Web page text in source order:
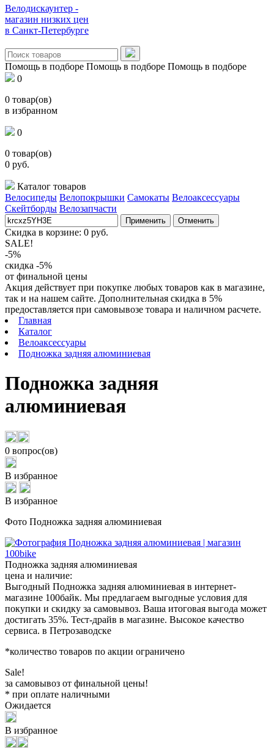
Велодискаунтер -
магазин низких цен
в Санкт-Петербурге
Помощь в подборе Помощь в подборе Помощь в подборе
0
0 товар(ов)
в избранном
0
0 товар(ов)
0 руб.
Каталог товаров
Велосипеды Велопокрышки Самокаты Велоаксессуары
Скейтборды Велозапчасти
Применить Отменить
Скидка в корзине: 0 руб.
SALE!
-5%
скидка -5%
от финальной цены
Акция действует при покупке любых товаров как в магазине,
так и на нашем сайте. Дополнительная скидка в 5%
предоставляется при самовывозе товара и наличном расчете.
Главная
Каталог
Велоаксессуары
Подножка задняя алюминиевая
Подножка задняя
алюминиевая
0 вопрос(ов)
В избранное
В избранное
Фото Подножка задняя алюминиевая
Подножка задняя алюминиевая
цена и наличие:
Выгодный Подножка задняя алюминиевая в интернет-
магазине 100байк. Мы предлагаем выгодные условия для
покупки и скидку за самовывоз. Ваша итоговая выгода может
достигать 35%. Тест-драйв в магазине. Высокое качество
сервиса. в Петрозаводске
*количество товаров по акции ограничено
Sale!
за самовывоз от финальной цены!
* при оплате наличными
Ожидается
В избранное